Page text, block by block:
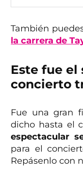
También
la carrera de
Este fue el
concierto
Fue una gran
dicho hasta el
espectacular
para el
Repásenlo con